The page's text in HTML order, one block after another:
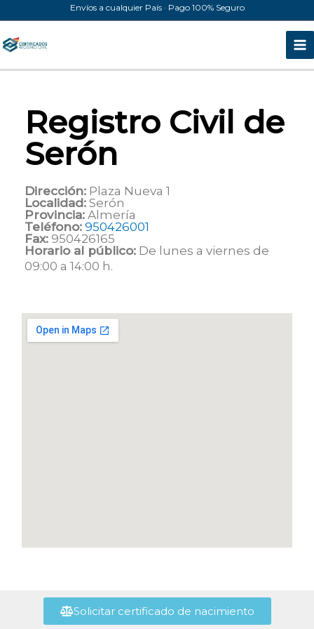
al
contenido
Envíos a cualquier País · Pago 100% Seguro
Registro Civil de
Serón
Dirección: Plaza Nueva 1
Localidad: Serón
Provincia: Almería
Teléfono: 950426001
Fax: 950426165
Horario al público: De lunes a viernes de
09:00 a 14:00 h.
Solicitar certificado de nacimiento